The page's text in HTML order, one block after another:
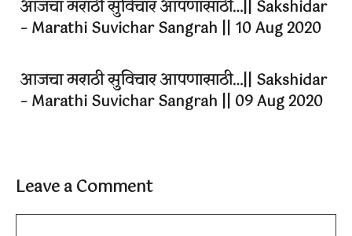
आजचा मराठी सुविचार आपणासाठी…|| Sakshidar
– Marathi Suvichar Sangrah || 10 Aug 2020
आजचा मराठी सुविचार आपणासाठी…|| Sakshidar
– Marathi Suvichar Sangrah || 09 Aug 2020
Leave a Comment